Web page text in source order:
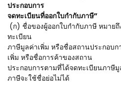
ประกอบการ
จดทะเบียนที่ออกใบกำกับภาษี”
(ก) ชื่อของผู้ออกใบกำกับภาษี หมาย
ทะเบียน
ภาษีมูลค่าเพิ่ม หรือชื่อสถานประกอบ
เพิ่ม หรือชื่อการค้าของสถาน
ประกอบการตามที่ได้จดทะเบียนภาษี
ภาษีจะใช้ชื่อย่อไม่ได้